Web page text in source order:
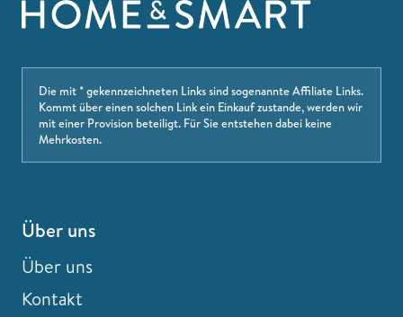
Die mit * gekennzeichneten Links sind sogenannte Affiliate Links.
Kommt über einen solchen Link ein Einkauf zustande, werden wir
mit einer Provision beteiligt. Für Sie entstehen dabei keine
Mehrkosten.
Über uns
Über uns
Kontakt